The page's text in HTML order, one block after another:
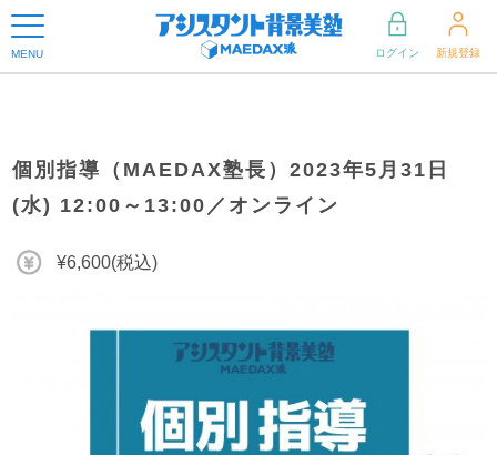
MENU ログイン 新規登録
個別指導（MAEDAX塾長）2023年5月31日
(水) 12:00～13:00／オンライン
¥6,600(税込)